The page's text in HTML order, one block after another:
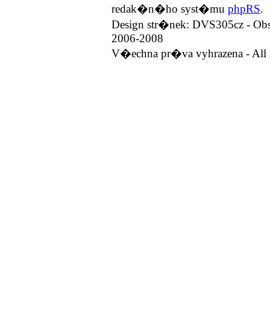
redak�n�ho syst�mu phpRS.
Design str�nek: DVS305cz -
2006-2008
V�echna pr�va vyhrazena - All